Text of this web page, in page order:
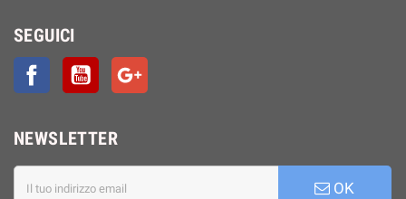
SEGUICI
FacebookYouTube
NEWSLETTER
OK